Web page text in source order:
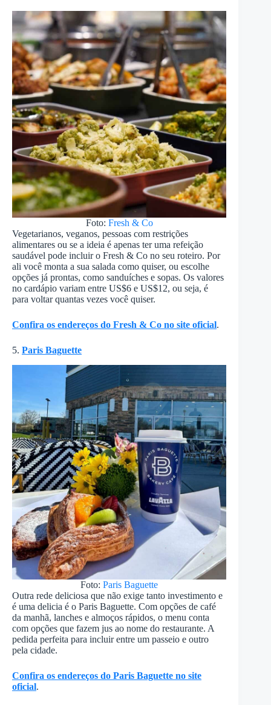
Foto: Fresh & Co
Vegetarianos, veganos, pessoas com restrições
alimentares ou se a ideia é apenas ter uma refeição
saudável pode incluir o Fresh & Co no seu roteiro. Por
ali você monta a sua salada como quiser, ou escolhe
opções já prontas, como sanduíches e sopas. Os valores
no cardápio variam entre US$6 e US$12, ou seja, é
para voltar quantas vezes você quiser.
Confira os endereços do Fresh & Co no site oficial.
5. Paris Baguette
Foto:Paris Baguette
Outra rede deliciosa que não exige tanto investimento e
é uma delicia é o Paris Baguette. Com opções de café
da manhã, lanches e almoços rápidos, o menu conta
com opções que fazem jus ao nome do restaurante. A
pedida perfeita para incluir entre um passeio e outro
pela cidade.
Confira os endereços do Paris Baguette no site
oficial.